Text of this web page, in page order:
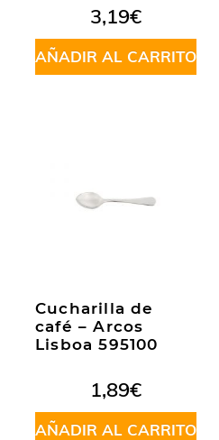
3,19€
AÑADIR AL CARRITO
Cucharilla de
café – Arcos
Lisboa 595100
1,89€
AÑADIR AL CARRITO